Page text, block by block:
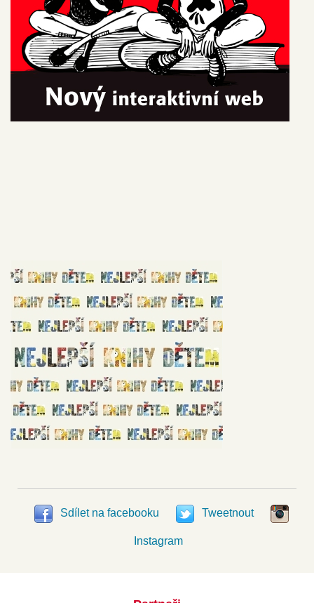
Sdílet na facebooku Tweetnout
Instagram